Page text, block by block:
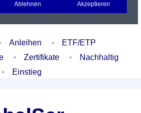
Portfolio Login
Anleihen
ETF/ETP
Zertifikate
Nachhaltig
Einstieg
Ablehnen Akzeptieren